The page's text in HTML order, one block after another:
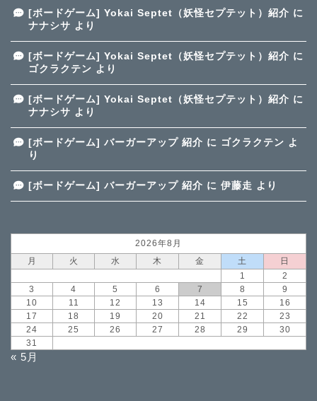
[ボードゲーム] Yokai Septet（妖怪セプテット）紹介 に
ナナシサ より
[ボードゲーム] Yokai Septet（妖怪セプテット）紹介 に
ゴクラクテン より
[ボードゲーム] Yokai Septet（妖怪セプテット）紹介 に
ナナシサ より
[ボードゲーム] バーガーアップ 紹介 に ゴクラクテン よ
り
[ボードゲーム] バーガーアップ 紹介 に 伊藤走 より
2026年8月
月
火 水 木 金 土
日
1
2
3
4 5 6 7 8
9
10
11 12 13 14 15
16
17
18 19 20 21 22
23
24
25 26 27 28 29
30
31
« 5月